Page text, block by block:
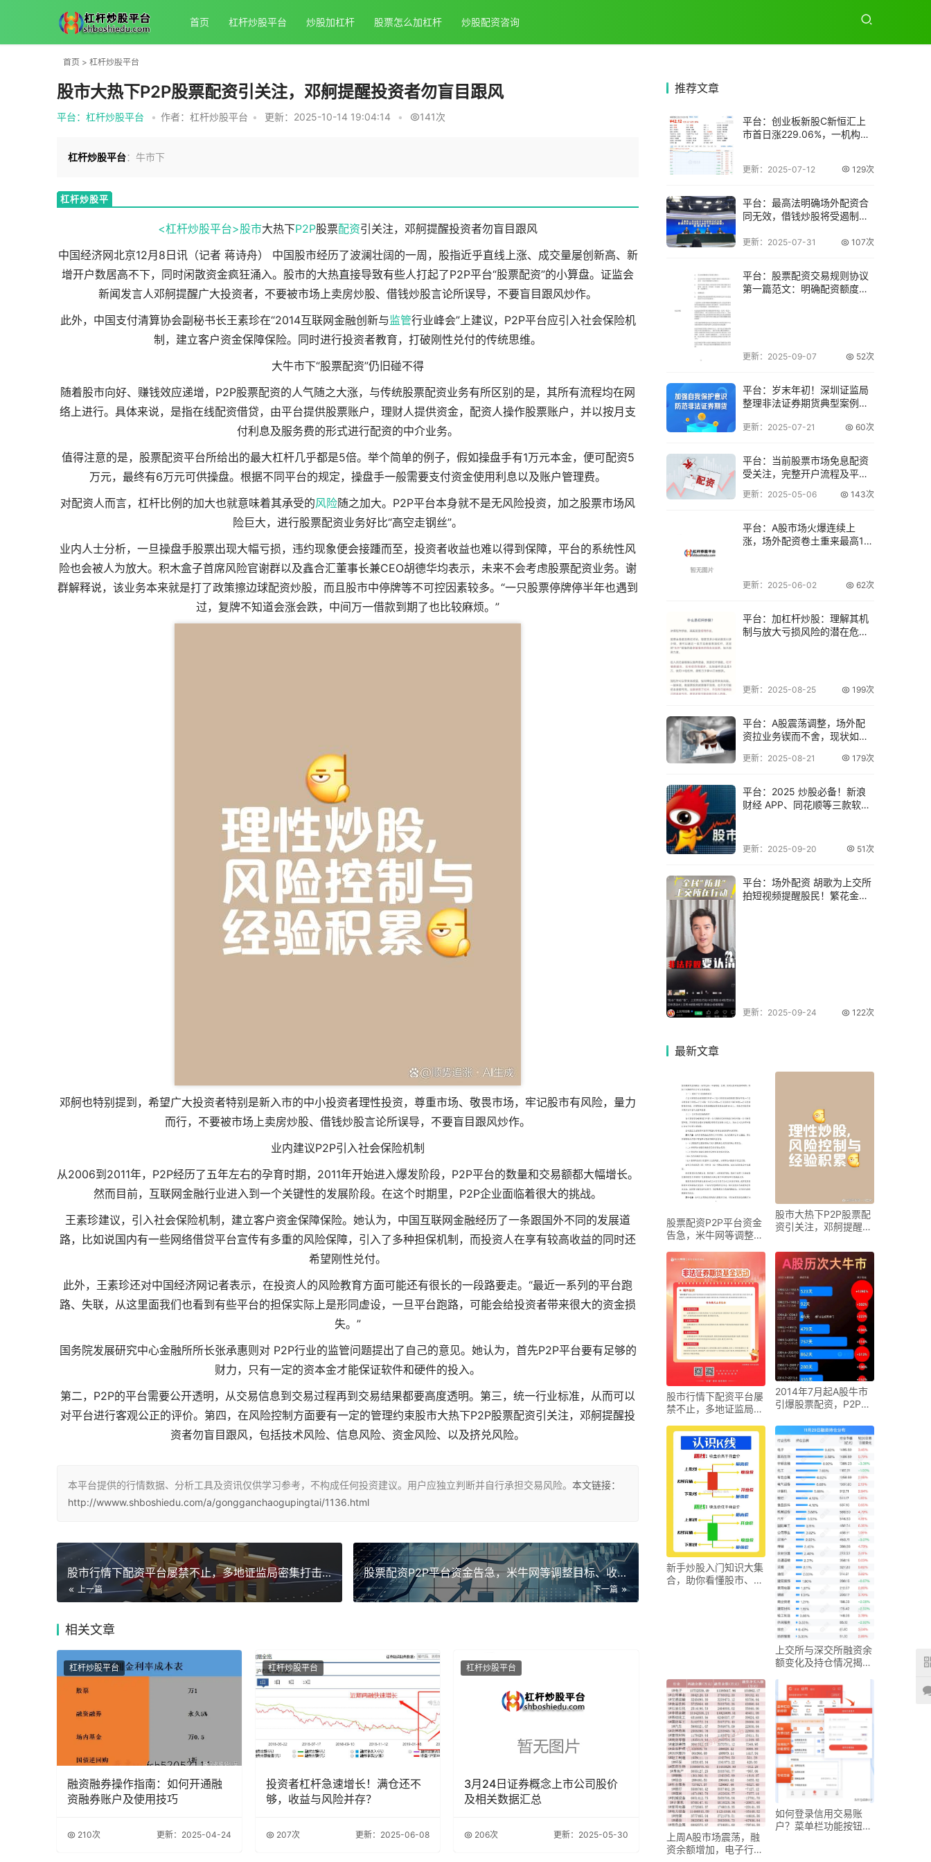
首页 杠杆炒股平台 炒股加杠杆 股票怎么加杠杆 炒股配资咨询
首页 > 杠杆炒股平台
股市大热下P2P股票配资引关注，邓舸提醒投资者勿盲目跟风
平台：杠杆炒股平台 • 作者：杠杆炒股平台 • 更新：2025-10-14 19:04:14 • 141次
杠杆炒股平台：牛市下
杠杆炒股平
<杠杆炒股平台>股市大热下P2P股票配资引关注，邓舸提醒投资者勿盲目跟风
中国经济网北京12月8日讯（记者 蒋诗舟） 中国股市经历了波澜壮阔的一周，股指近乎直线上涨、成交量屡创新高、新
增开户数居高不下，同时闲散资金疯狂涌入。股市的大热直接导致有些人打起了P2P平台“股票配资”的小算盘。证监会
新闻发言人邓舸提醒广大投资者，不要被市场上卖房炒股、借钱炒股言论所误导，不要盲目跟风炒作。
此外，中国支付清算协会副秘书长王素珍在“2014互联网金融创新与监管行业峰会”上建议，P2P平台应引入社会保险机
制，建立客户资金保障保险。同时进行投资者教育，打破刚性兑付的传统思维。
大牛市下“股票配资”仍旧碰不得
随着股市向好、赚钱效应递增，P2P股票配资的人气随之大涨，与传统股票配资业务有所区别的是，其所有流程均在网
络上进行。具体来说，是指在线配资借贷，由平台提供股票账户，理财人提供资金，配资人操作股票账户，并以按月支
付利息及服务费的形式进行配资的中介业务。
值得注意的是，股票配资平台所给出的最大杠杆几乎都是5倍。举个简单的例子，假如操盘手有1万元本金，便可配资5
万元，最终有6万元可供操盘。根据不同平台的规定，操盘手一般需要支付资金使用利息以及账户管理费。
对配资人而言，杠杆比例的加大也就意味着其承受的风险随之加大。P2P平台本身就不是无风险投资，加之股票市场风
险巨大，进行股票配资业务好比“高空走钢丝”。
业内人士分析，一旦操盘手股票出现大幅亏损，违约现象便会接踵而至，投资者收益也难以得到保障，平台的系统性风
险也会被人为放大。积木盒子首席风险官谢群以及鑫合汇董事长兼CEO胡德华均表示，未来不会考虑股票配资业务。谢
群解释说，该业务本来就是打了政策擦边球配资炒股，而且股市中停牌等不可控因素较多。“一只股票停牌停半年也遇到
过，复牌不知道会涨会跌，中间万一借款到期了也比较麻烦。”
邓舸也特别提到，希望广大投资者特别是新入市的中小投资者理性投资，尊重市场、敬畏市场，牢记股市有风险，量力
而行，不要被市场上卖房炒股、借钱炒股言论所误导，不要盲目跟风炒作。
业内建议P2P引入社会保险机制
从2006到2011年，P2P经历了五年左右的孕育时期，2011年开始进入爆发阶段，P2P平台的数量和交易额都大幅增长。
然而目前，互联网金融行业进入到一个关键性的发展阶段。在这个时期里，P2P企业面临着很大的挑战。
王素珍建议，引入社会保险机制，建立客户资金保障保险。她认为，中国互联网金融经历了一条跟国外不同的发展道
路，比如说国内有一些网络借贷平台宣传有多重的风险保障，引入了多种担保机制，而投资人在享有较高收益的同时还
希望刚性兑付。
此外，王素珍还对中国经济网记者表示，在投资人的风险教育方面可能还有很长的一段路要走。“最近一系列的平台跑
路、失联，从这里面我们也看到有些平台的担保实际上是形同虚设，一旦平台跑路，可能会给投资者带来很大的资金损
失。”
国务院发展研究中心金融所所长张承惠则对 P2P行业的监管问题提出了自己的意见。她认为，首先P2P平台要有足够的
财力，只有一定的资本金才能保证软件和硬件的投入。
第二，P2P的平台需要公开透明，从交易信息到交易过程再到交易结果都要高度透明。第三，统一行业标准，从而可以
对平台进行客观公正的评价。第四，在风险控制方面要有一定的管理约束股市大热下P2P股票配资引关注，邓舸提醒投
资者勿盲目跟风，包括技术风险、信息风险、资金风险、以及挤兑风险。
本平台提供的行情数据、分析工具及资讯仅供学习参考，不构成任何投资建议。用户应独立判断并自行承担交易风险。 本文链接：
http://wwww.shboshiedu.com/a/gongganchaogupingtai/1136.html
股市行情下配资平台屡禁不止，多地证监局密集打击场外配资
上一篇
股票配资P2P平台资金告急，米牛网等调整目标、收紧业务
下一篇
相关文章
杠杆炒股平台
融资融券操作指南：如何开通融
资融券账户及使用技巧
210次 更新：2025-04-24
杠杆炒股平台
投资者杠杆急速增长！满仓还不
够，收益与风险并存？
207次 更新：2025-06-08
杠杆炒股平台
3月24日证券概念上市公司股价
及相关数据汇总
206次 更新：2025-05-30
推荐文章
平台：创业板新股C新恒汇上
市首日涨229.06%，一机构净
更新：2025-07-12 129次
平台：最高法明确场外配资合
同无效，借钱炒股将受遏制打
更新：2025-07-31 107次
平台：股票配资交易规则协议
第一篇范文：明确配资额度、
更新：2025-09-07 52次
平台：岁末年初！深圳证监局
整理非法证券期货典型案例，
更新：2025-07-21 60次
平台：当前股票市场免息配资
受关注，完整开户流程及平台
解析
更新：2025-05-06 143次
平台：A股市场火爆连续上
涨，场外配资卷土重来最高12
更新：2025-06-02 62次
平台：加杠杆炒股：理解其机
制与放大亏损风险的潜在危
更新：2025-08-25 199次
平台：A股震荡调整，场外配
资拉业务锲而不舍，现状如
更新：2025-08-21 179次
平台：2025 炒股必备！新浪
财经 APP、同花顺等三款软件
更新：2025-09-20 51次
平台：场外配资 胡歌为上交所
拍短视频提醒股民！繁花金句
更新：2025-09-24 122次
最新文章
股票配资P2P平台资金
告急，米牛网等调整目
股市大热下P2P股票配
资引关注，邓舸提醒投
股市行情下配资平台屡
禁不止，多地证监局密
2014年7月起A股牛市
引爆股票配资，P2P平
新手炒股入门知识大集
合，助你看懂股市、学
上交所与深交所融资余
额变化及持仓情况揭示
上周A股市场震荡，融
资余额增加，电子行业
如何登录信用交易账
户？菜单栏功能按钮操